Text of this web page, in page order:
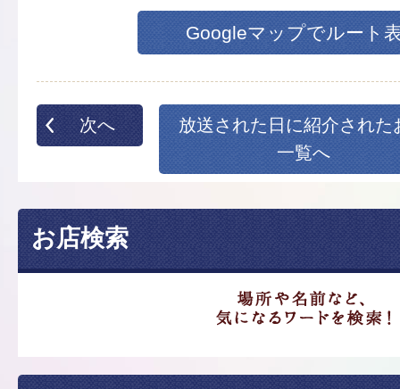
Googleマップでルート
次へ
放送された日に紹介された
一覧へ
お店検索